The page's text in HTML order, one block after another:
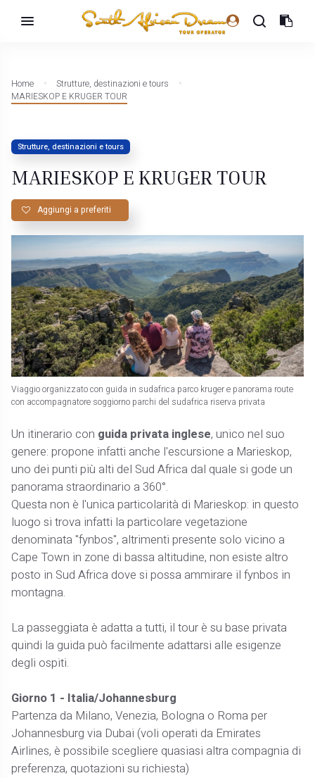
Home
Strutture, destinazioni e tours
MARIESKOP E KRUGER TOUR
Strutture, destinazioni e tours
MARIESKOP E KRUGER TOUR
Aggiungi a preferiti
Viaggio organizzato con guida in sudafrica parco kruger e panorama route
con accompagnatore soggiorno parchi del sudafrica riserva privata
Un itinerario con guida privata inglese, unico nel suo
genere: propone infatti anche l'escursione a Marieskop,
uno dei punti più alti del Sud Africa dal quale si gode un
panorama straordinario a 360°.
Questa non è l'unica particolarità di Marieskop: in questo
luogo si trova infatti la particolare vegetazione
denominata "fynbos", altrimenti presente solo vicino a
Cape Town in zone di bassa altitudine, non esiste altro
posto in Sud Africa dove si possa ammirare il fynbos in
montagna.
La passeggiata è adatta a tutti, il tour è su base privata
quindi la guida può facilmente adattarsi alle esigenze
degli ospiti.
Giorno 1 - Italia/Johannesburg
Partenza da Milano, Venezia, Bologna o Roma per
Johannesburg via Dubai (voli operati da Emirates
Airlines, è possibile scegliere quasiasi altra compagnia di
preferenza, quotazioni su richiesta)